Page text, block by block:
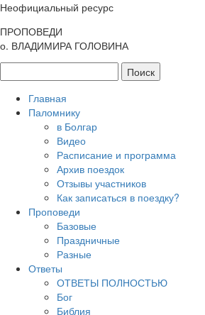
Неофициальный ресурс
ПРОПОВЕДИ
о. ВЛАДИМИРА ГОЛОВИНА
Главная
Паломнику
в Болгар
Видео
Расписание и программа
Архив поездок
Отзывы участников
Как записаться в поездку?
Проповеди
Базовые
Праздничные
Разные
Ответы
ОТВЕТЫ ПОЛНОСТЬЮ
Бог
Библия